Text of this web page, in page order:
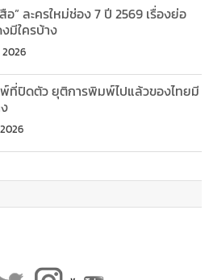
อ” ละครใหม่ช่อง 7 ปี 2569 เรื่องย่อ
มีใครบ้าง
ที่ปิดตัว ยุติการพิมพ์ไปแล้วของไทยมี